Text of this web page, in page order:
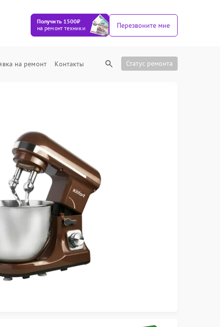
Получить 1500₽
на ремонт техники
Перезвоните мне
на ремонт Контакты Статус ремонта